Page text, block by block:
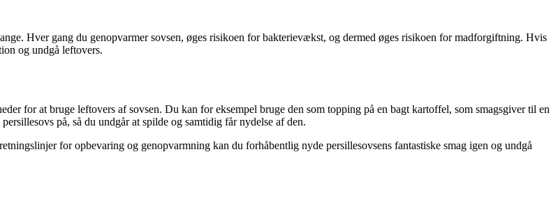
Hver gang du genopvarmer sovsen, øges risikoen for bakterievækst, og dermed øges risikoen for madforgiftning. Hvis
og undgå leftovers.
for at bruge leftovers af sovsen. Du kan for eksempel bruge den som topping på en bagt kartoffel, som smagsgiver til en
på, så du undgår at spilde og samtidig får nydelse af den.
for opbevaring og genopvarmning kan du forhåbentlig nyde persillesovsens fantastiske smag igen og undgå